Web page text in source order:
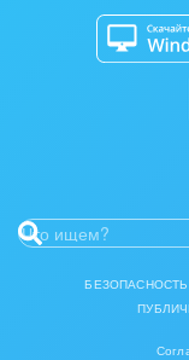
Кибербезопасность
Битрикс24 Маркет
Разработчикам
БЕЗОПАСНОСТЬ